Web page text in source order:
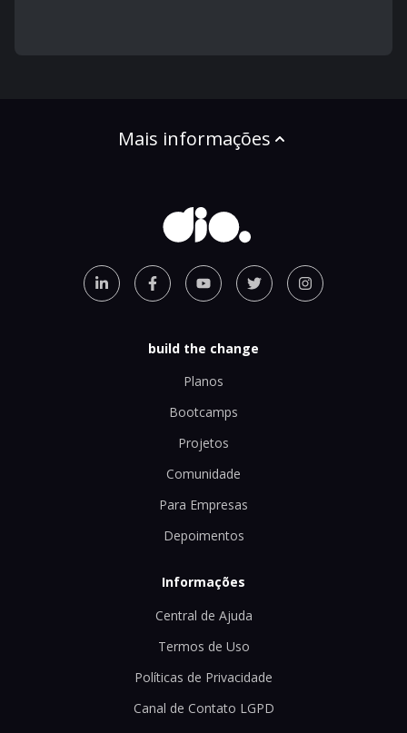
Mais informações
build the change
Planos
Bootcamps
Projetos
Comunidade
Para Empresas
Depoimentos
Informações
Central de Ajuda
Termos de Uso
Políticas de Privacidade
Canal de Contato LGPD